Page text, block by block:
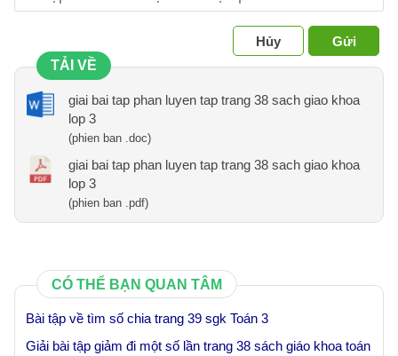
Hủy
Gửi
TẢI VỀ
giai bai tap phan luyen tap trang 38 sach giao khoa
lop 3
(phien ban .doc)
giai bai tap phan luyen tap trang 38 sach giao khoa
lop 3
(phien ban .pdf)
CÓ THỂ BẠN QUAN TÂM
Bài tập về tìm số chia trang 39 sgk Toán 3
Giải bài tập giảm đi một số lần trang 38 sách giáo khoa toán